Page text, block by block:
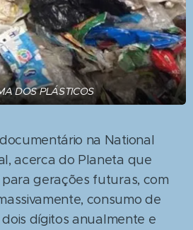
DOS PLÁSTICOS
na National
acerca do Planeta que
gerações futuras, com
consumo de
dígitos anualmente e